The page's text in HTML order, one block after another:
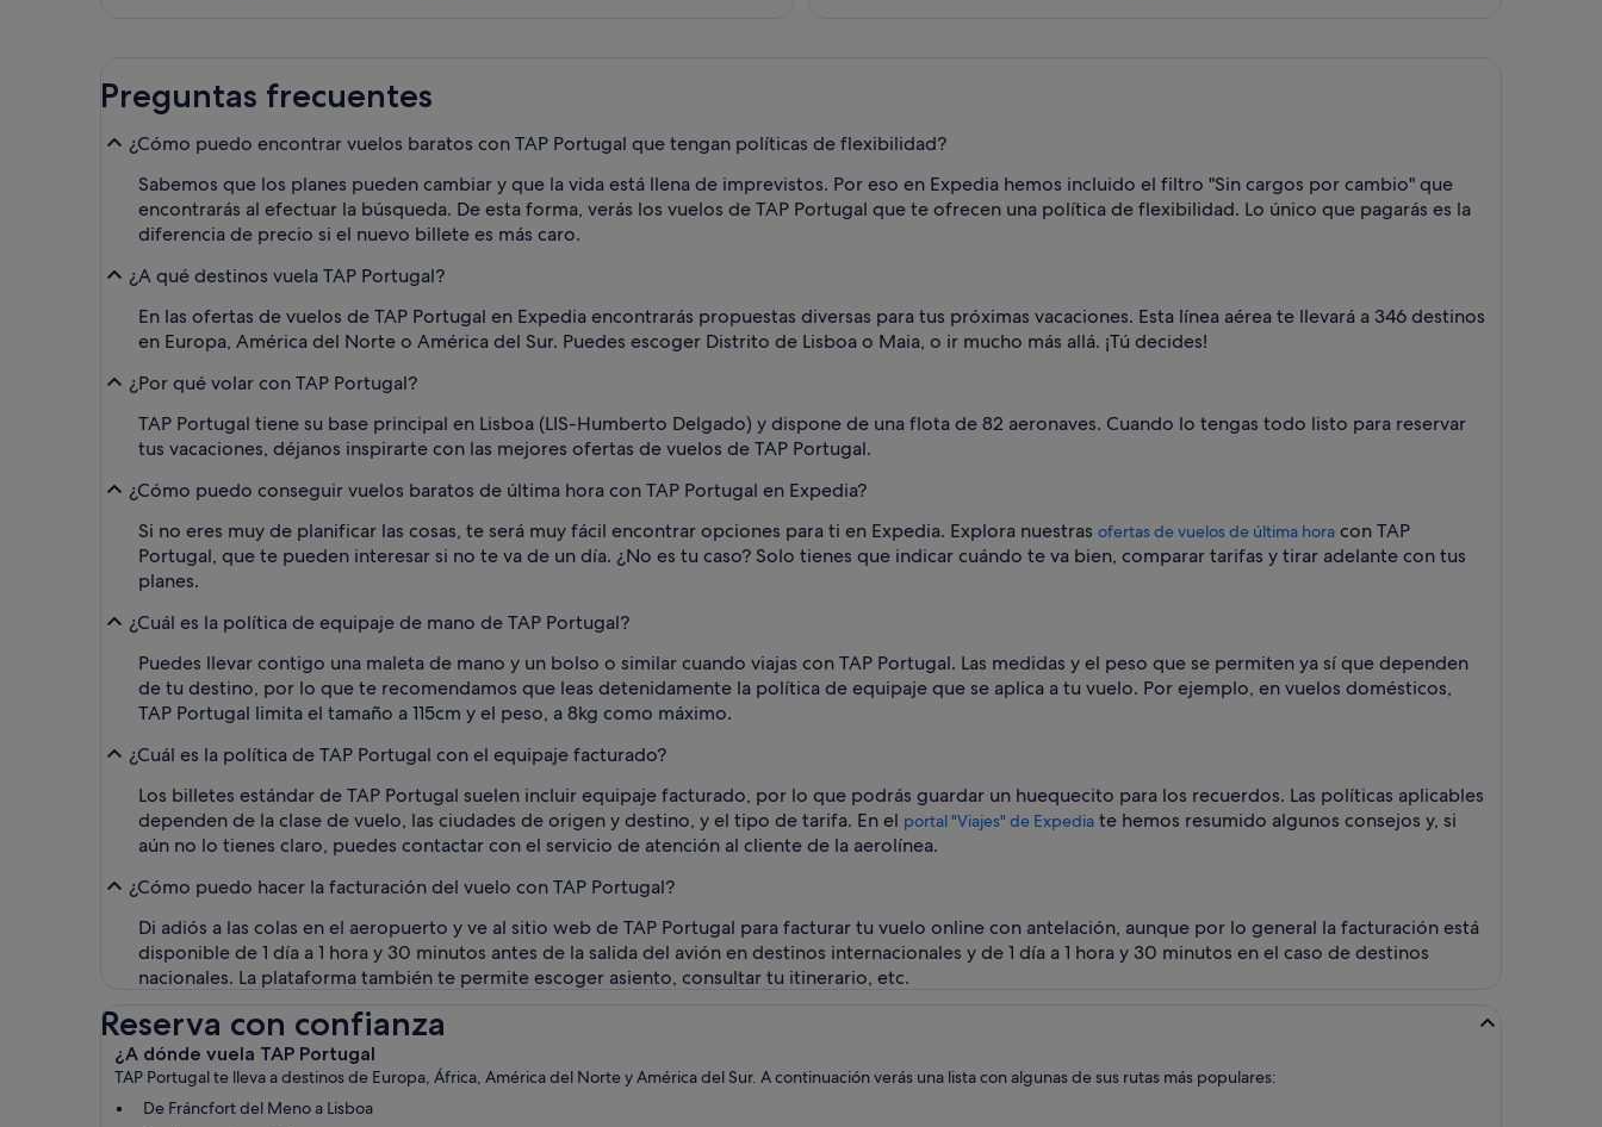
Preguntas frecuentes
¿Cómo puedo encontrar vuelos baratos con TAP Portugal que tengan políticas de flexibilidad?
Sabemos que los planes pueden cambiar y que la vida está llena de imprevistos. Por eso en Expedia hemos incluido el filtro "Sin cargos por cambio" que
encontrarás al efectuar la búsqueda. De esta forma, verás los vuelos de TAP Portugal que te ofrecen una política de flexibilidad. Lo único que pagarás es la
diferencia de precio si el nuevo billete es más caro.
¿A qué destinos vuela TAP Portugal?
En las ofertas de vuelos de TAP Portugal en Expedia encontrarás propuestas diversas para tus próximas vacaciones. Esta línea aérea te llevará a 346 destinos
en Europa, América del Norte o América del Sur. Puedes escoger Distrito de Lisboa o Maia, o ir mucho más allá. ¡Tú decides!
¿Por qué volar con TAP Portugal?
TAP Portugal tiene su base principal en Lisboa (LIS-Humberto Delgado) y dispone de una flota de 82 aeronaves. Cuando lo tengas todo listo para reservar
tus vacaciones, déjanos inspirarte con las mejores ofertas de vuelos de TAP Portugal.
¿Cómo puedo conseguir vuelos baratos de última hora con TAP Portugal en Expedia?
Si no eres muy de planificar las cosas, te será muy fácil encontrar opciones para ti en Expedia. Explora nuestras ofertas de vuelos de última hora con TAP
Portugal, que te pueden interesar si no te va de un día. ¿No es tu caso? Solo tienes que indicar cuándo te va bien, comparar tarifas y tirar adelante con tus
planes.
¿Cuál es la política de equipaje de mano de TAP Portugal?
Puedes llevar contigo una maleta de mano y un bolso o similar cuando viajas con TAP Portugal. Las medidas y el peso que se permiten ya sí que dependen
de tu destino, por lo que te recomendamos que leas detenidamente la política de equipaje que se aplica a tu vuelo. Por ejemplo, en vuelos domésticos,
TAP Portugal limita el tamaño a 115cm y el peso, a 8kg como máximo.
¿Cuál es la política de TAP Portugal con el equipaje facturado?
Los billetes estándar de TAP Portugal suelen incluir equipaje facturado, por lo que podrás guardar un huequecito para los recuerdos. Las políticas aplicables
dependen de la clase de vuelo, las ciudades de origen y destino, y el tipo de tarifa. En el portal "Viajes" de Expedia te hemos resumido algunos consejos y, si
aún no lo tienes claro, puedes contactar con el servicio de atención al cliente de la aerolínea.
¿Cómo puedo hacer la facturación del vuelo con TAP Portugal?
Di adiós a las colas en el aeropuerto y ve al sitio web de TAP Portugal para facturar tu vuelo online con antelación, aunque por lo general la facturación está
disponible de 1 día a 1 hora y 30 minutos antes de la salida del avión en destinos internacionales y de 1 día a 1 hora y 30 minutos en el caso de destinos
nacionales. La plataforma también te permite escoger asiento, consultar tu itinerario, etc.
Reserva con confianza
¿A dónde vuela TAP Portugal
TAP Portugal te lleva a destinos de Europa, África, América del Norte y América del Sur. A continuación verás una lista con algunas de sus rutas más populares:
De Fráncfort del Meno a Lisboa